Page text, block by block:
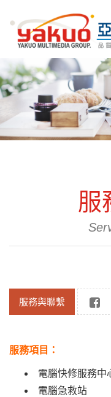
服
服務與聯繫
服務項目：
電腦快修服務中
電腦急救站